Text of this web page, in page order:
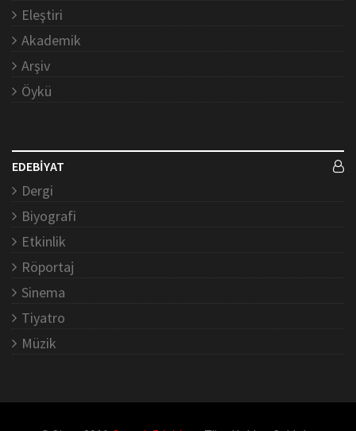
Eleştiri
Akademik
Arşiv
Öykü
EDEBİYAT
Dergi
Biyografi
Etkinlik
Röportaj
Sinema
Tiyatro
Müzik